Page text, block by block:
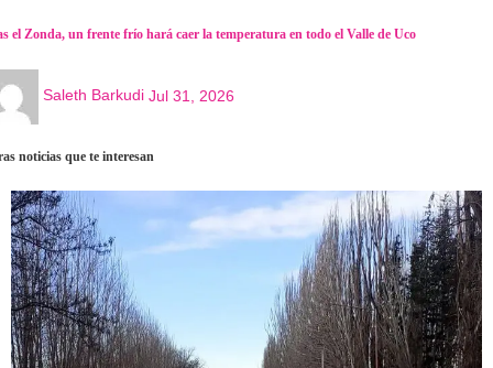
el Zonda, un frente frío hará caer la temperatura en todo el Valle de Uco
Saleth Barkudi Jul 31, 2026
noticias que te interesan